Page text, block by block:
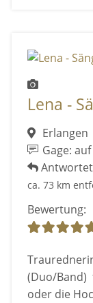
Lena -
Erlangen
Gage:
ca. 73 km
Bewertung:
(Duo/Band)
oder die